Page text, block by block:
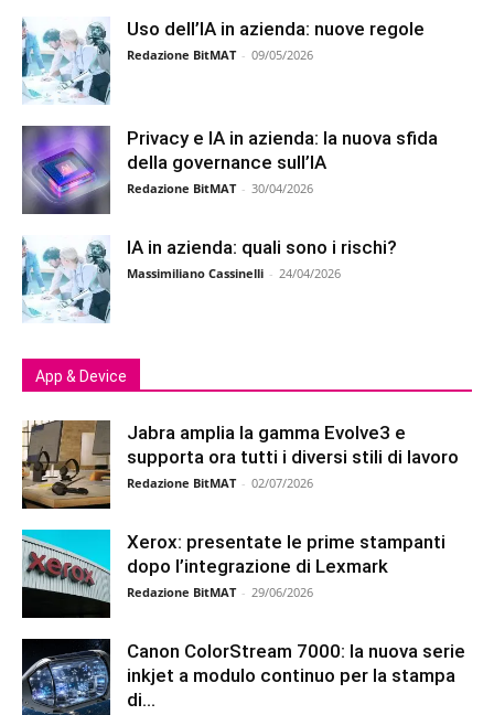
Uso dell’IA in azienda: nuove regole
Redazione BitMAT - 09/05/2026
Privacy e IA in azienda: la nuova sfida
della governance sull’IA
Redazione BitMAT - 30/04/2026
IA in azienda: quali sono i rischi?
Massimiliano Cassinelli - 24/04/2026
App & Device
Jabra amplia la gamma Evolve3 e
supporta ora tutti i diversi stili di lavoro
Redazione BitMAT - 02/07/2026
Xerox: presentate le prime stampanti
dopo l’integrazione di Lexmark
Redazione BitMAT - 29/06/2026
Canon ColorStream 7000: la nuova serie
inkjet a modulo continuo per la stampa
di...